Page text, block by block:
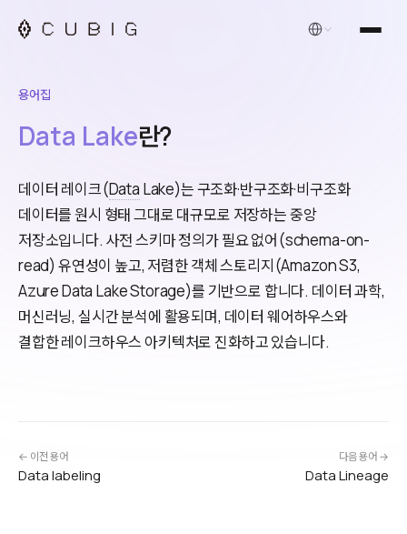
한국어
용어집
Data Lake란?
데이터 레이크(Data Lake)는 구조화·반구조화·비구조화
데이터를 원시 형태 그대로 대규모로 저장하는 중앙
저장소입니다. 사전 스키마 정의가 필요 없어(schema-on-
read) 유연성이 높고, 저렴한 객체 스토리지(Amazon S3,
Azure Data Lake Storage)를 기반으로 합니다. 데이터 과학,
머신러닝, 실시간 분석에 활용되며, 데이터 웨어하우스와
결합한 레이크하우스 아키텍처로 진화하고 있습니다.
← 이전 용어
Data labeling
다음 용어 →
Data Lineage